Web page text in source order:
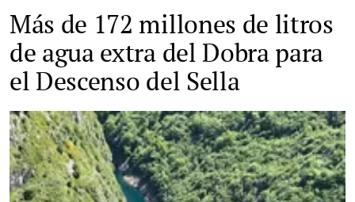
Más de 172 millones de litros
de agua extra del Dobra para
el Descenso del Sella